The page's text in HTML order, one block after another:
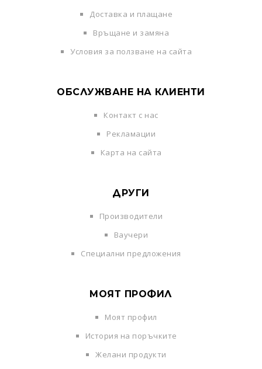
Доставка и плащане
Връщане и замяна
Условия за ползване на сайта
ОБСЛУЖВАНЕ НА КЛИЕНТИ
Контакт с нас
Рекламации
Карта на сайта
ДРУГИ
Производители
Ваучери
Специални предложения
МОЯТ ПРОФИЛ
Моят профил
История на поръчките
Желани продукти